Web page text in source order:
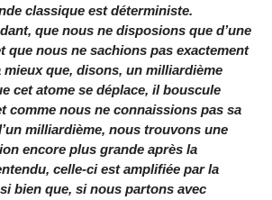
classique est déterministe.
que nous ne disposions que d’une
que nous ne sachions pas exactement
mieux que, disons, un milliardième
cet atome se déplace, il bouscule
comme nous ne connaissions pas sa
milliardième, nous trouvons une
encore plus grande après la
celle-ci est amplifiée par la
bien que, si nous partons avec